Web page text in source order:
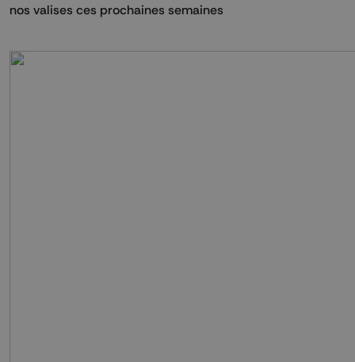
nos valises ces prochaines semaines